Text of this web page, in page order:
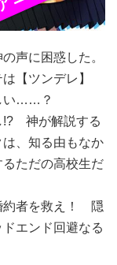
声に困惑した。
【ツンデレ】
い……？
!? 神が解説する
、知る由もなか
ただの高校生だ
約者を救え！ 隠
エンド回避なる